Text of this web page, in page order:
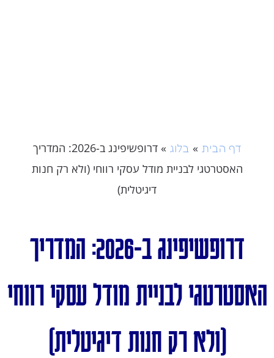
דף הבית » בלוג »
דרופשיפינג ב-2026: המדריך
האסטרטגי לבניית מודל עסקי רווחי (ולא רק חנות
דיגיטלית)
דרופשיפינג ב-2026: המדריך
האסטרטגי לבניית מודל עסקי רווחי
(ולא רק חנות דיגיטלית)